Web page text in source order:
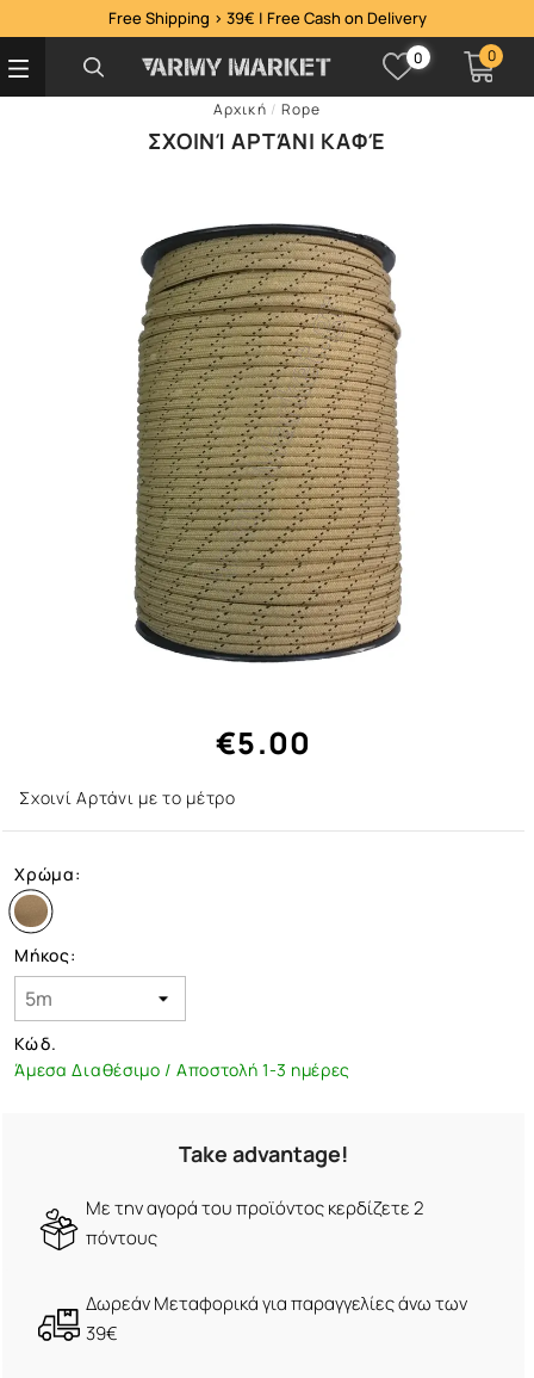
Free Shipping > 39€ | Free Cash on Delivery
0 0
Αρχική / Rope
ΣΧΟΙΝΊ ΑΡΤΆΝΙ ΚΑΦΈ
€5.00
Σχοινί Αρτάνι με το μέτρο
Χρώμα:
Μήκος:
Κώδ.
Άμεσα Διαθέσιμο / Αποστολή 1-3 ημέρες
Take advantage!
Με την αγορά του προϊόντος κερδίζετε 2
πόντους
Δωρεάν Μεταφορικά για παραγγελίες άνω των
39€